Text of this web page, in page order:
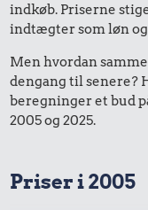
indkøb. Priserne
indtægter som løn og
Men hvordan
dengang til senere?
beregninger et bud
2005 og 2025.
Priser i 2005